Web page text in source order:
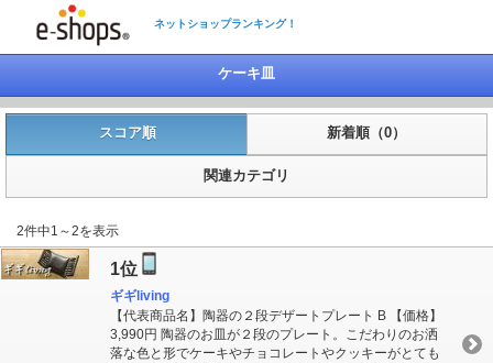
ネットショップランキング！
ケーキ皿
スコア順 新着順（0）
関連カテゴリ
2件中1～2を表示
1位
ギギliving
【代表商品名】陶器の２段デザートプレート B 【価格】
3,990円 陶器のお皿が２段のプレート。こだわりのお洒
落な色と形でケーキやチョコレートやクッキーがとても